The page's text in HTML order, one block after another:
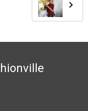
hionville